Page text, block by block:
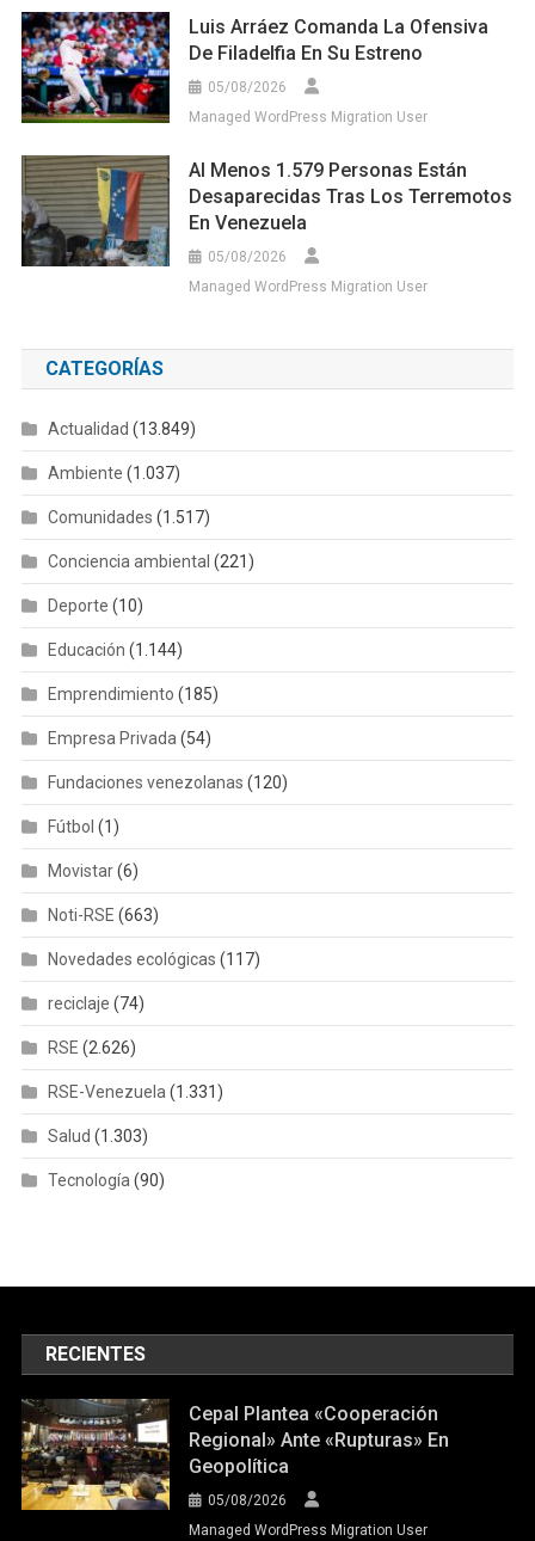
Luis Arráez Comanda La Ofensiva
De Filadelfia En Su Estreno
05/08/2026
Managed WordPress Migration User
Al Menos 1.579 Personas Están
Desaparecidas Tras Los Terremotos
En Venezuela
05/08/2026
Managed WordPress Migration User
CATEGORÍAS
Actualidad (13.849)
Ambiente (1.037)
Comunidades (1.517)
Conciencia ambiental (221)
Deporte (10)
Educación (1.144)
Emprendimiento (185)
Empresa Privada(54)
Fundaciones venezolanas (120)
Fútbol (1)
Movistar(6)
Noti-RSE (663)
Novedades ecológicas (117)
reciclaje (74)
RSE (2.626)
RSE-Venezuela(1.331)
Salud (1.303)
Tecnología(90)
RECIENTES
Cepal Plantea «cooperación
Regional» Ante «rupturas» En
Geopolítica
05/08/2026
Managed WordPress Migration User